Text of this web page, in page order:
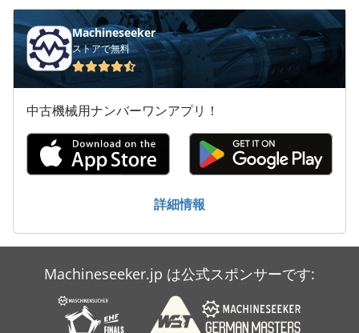
ー設計は、シングルローラー粉砕機と 比較して、より一貫性の
ある制御されたプロセスを提供します。 7.汎用性： - 硬い岩
石、軟らかい岩石、鉱石、その他の骨材など、さまざまな材料
に使用できます。特に人工砂の製造に適しています。 8.粉塵と
騒音対策： - 一部のダブルローラクラッシャは、粉塵の排出を
抑制し、運転中の騒音を低減する機能を備えており、作業環境
を改善します。 9.製砂への応用： - 製砂用ダブルローラークラ
およびその他の用途の高品質砂の生産に使用されます 。 10.メ
ンテナンスと安全性： - 最適な性能を発揮するためには、定期
的なメンテナンスが不可欠です。緊急停止や安全ガードなどの
多い。 11.モーターと駆動システム： - 強力なモーターと信頼
効率的な粉砕を行うために不可欠なコンポーネントです。 製砂
ルやメーカーによって異なる場合があります。このタイプの機
器を選択また は使用する場合は、適切な操作とメンテナンスの
ためにメーカーのガイドラインと仕様を参照することが重要で
Machineseeker
ストアで無料
中古機械用ナンバーワンアプリ！
詳細情報
Machineseeker.jp は公式スポンサーです: